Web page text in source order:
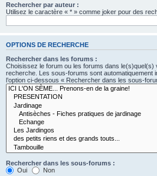
Rechercher par auteur :
Utilisez le caractère « * » comme joker pour des
OPTIONS DE RECHERCHE
Rechercher dans les forums :
Choisissez le forum ou les forums dans le(s)quel(s)
recherche. Les sous-forums sont automatiquement
l’option ci-dessous « Rechercher dans les sous-
Rechercher dans les sous-forums :
Oui
Non